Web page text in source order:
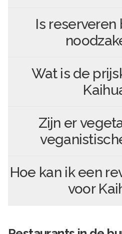
Is reserveren
Wat is de
Zijn er
Hoe kan ik een
voor